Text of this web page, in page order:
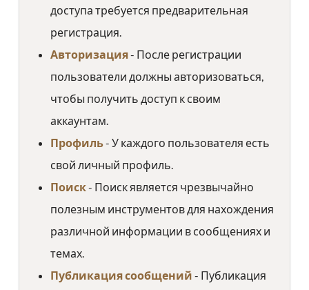
доступа требуется предварительная
регистрация.
Авторизация- После регистрации
пользователи должны авторизоваться,
чтобы получить доступ к своим
аккаунтам.
Профиль- У каждого пользователя есть
свой личный профиль.
Поиск- Поиск является чрезвычайно
полезным инструментов для нахождения
различной информации в сообщениях и
темах.
Публикация сообщений - Публикация